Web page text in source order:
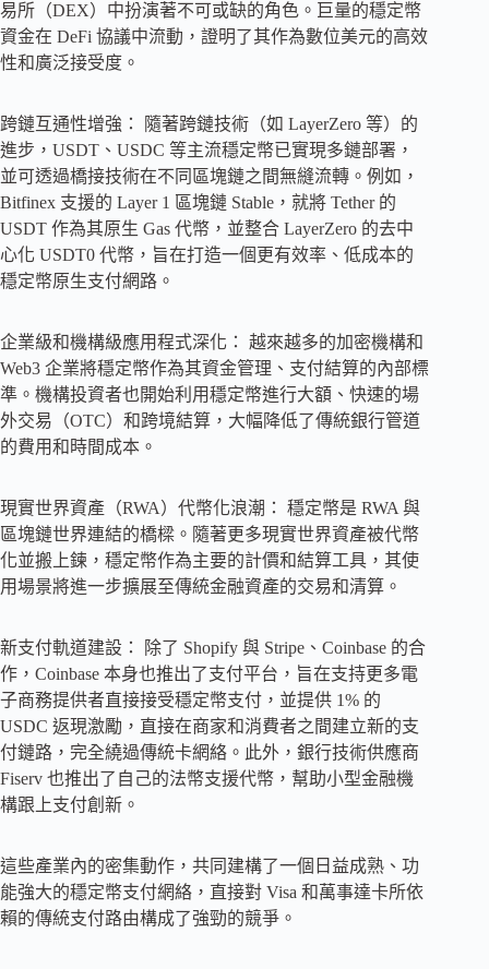
易所（DEX）中扮演著不可或缺的角色。巨量的穩定幣
資金在 DeFi 協議中流動，證明了其作為數位美元的高效
性和廣泛接受度。
跨鏈互通性增強： 隨著跨鏈技術（如 LayerZero 等）的
進步，USDT、USDC 等主流穩定幣已實現多鏈部署，
並可透過橋接技術在不同區塊鏈之間無縫流轉。例如，
Bitfinex 支援的 Layer 1 區塊鏈 Stable，就將 Tether 的
USDT 作為其原生 Gas 代幣，並整合 LayerZero 的去中
心化 USDT0 代幣，旨在打造一個更有效率、低成本的
穩定幣原生支付網路。
企業級和機構級應用程式深化： 越來越多的加密機構和
Web3 企業將穩定幣作為其資金管理、支付結算的內部標
準。機構投資者也開始利用穩定幣進行大額、快速的場
外交易（OTC）和跨境結算，大幅降低了傳統銀行管道
的費用和時間成本。
現實世界資產（RWA）代幣化浪潮： 穩定幣是 RWA 與
區塊鏈世界連結的橋樑。隨著更多現實世界資產被代幣
化並搬上鍊，穩定幣作為主要的計價和結算工具，其使
用場景將進一步擴展至傳統金融資產的交易和清算。
新支付軌道建設： 除了 Shopify 與 Stripe、Coinbase 的合
作，Coinbase 本身也推出了支付平台，旨在支持更多電
子商務提供者直接接受穩定幣支付，並提供 1% 的
USDC 返現激勵，直接在商家和消費者之間建立新的支
付鏈路，完全繞過傳統卡網絡。此外，銀行技術供應商
Fiserv 也推出了自己的法幣支援代幣，幫助小型金融機
構跟上支付創新。
這些產業內的密集動作，共同建構了一個日益成熟、功
能強大的穩定幣支付網絡，直接對 Visa 和萬事達卡所依
賴的傳統支付路由構成了強勁的競爭。